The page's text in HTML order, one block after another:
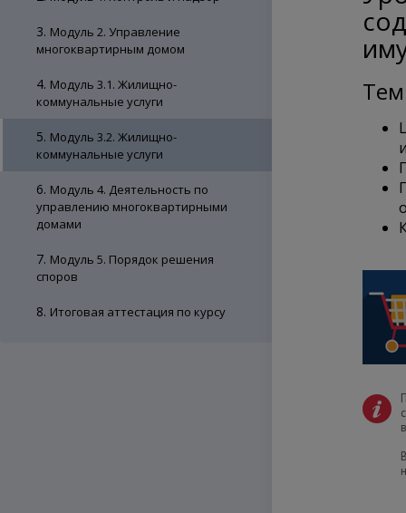
3. Модуль 2. Управление
многоквартирным домом
4. Модуль 3.1. Жилищно-
коммунальные услуги
5. Модуль 3.2. Жилищно-
коммунальные услуги
6. Модуль 4. Деятельность по
управлению многоквартирными
домами
7. Модуль 5. Порядок решения
споров
8. Итоговая аттестация по курсу